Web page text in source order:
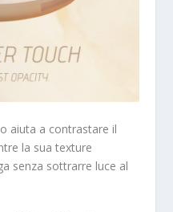
aiuta a contrastare il
la sua texture
senza sottrarre luce al